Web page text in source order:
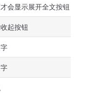
会显示展开全文按钮，单
起按钮